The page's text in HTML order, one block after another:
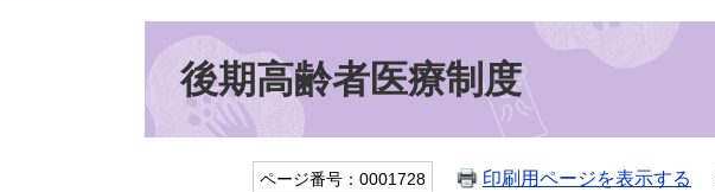
後期高齢者医療制度
ページ番号：0001728 印刷用ページを表示する